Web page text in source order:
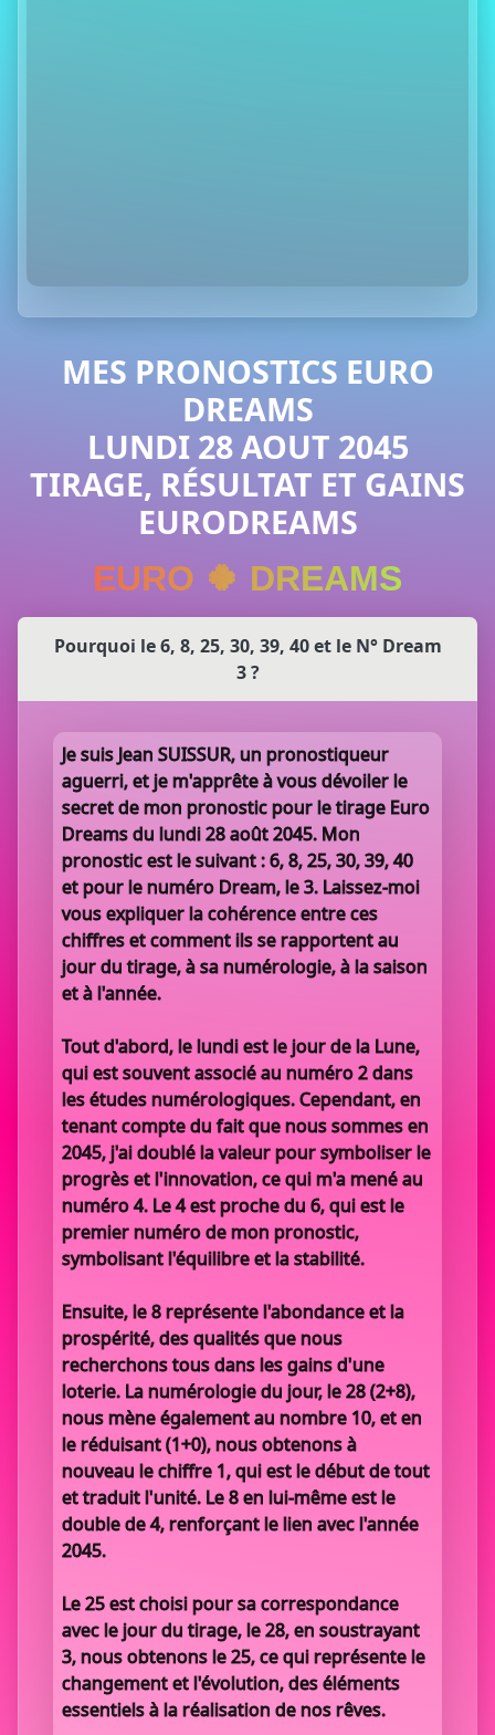
MES PRONOSTICS EURO
DREAMS
LUNDI 28 AOUT 2045
TIRAGE, RÉSULTAT ET GAINS
EURODREAMS
EURO 🍀 DREAMS
Pourquoi le 6, 8, 25, 30, 39, 40 et le N° Dream
3 ?
Je suis Jean SUISSUR, un pronostiqueur
aguerri, et je m'apprête à vous dévoiler le
secret de mon pronostic pour le tirage Euro
Dreams du lundi 28 août 2045. Mon
pronostic est le suivant : 6, 8, 25, 30, 39, 40
et pour le numéro Dream, le 3. Laissez-moi
vous expliquer la cohérence entre ces
chiffres et comment ils se rapportent au
jour du tirage, à sa numérologie, à la saison
et à l'année.
Tout d'abord, le lundi est le jour de la Lune,
qui est souvent associé au numéro 2 dans
les études numérologiques. Cependant, en
tenant compte du fait que nous sommes en
2045, j'ai doublé la valeur pour symboliser le
progrès et l'innovation, ce qui m'a mené au
numéro 4. Le 4 est proche du 6, qui est le
premier numéro de mon pronostic,
symbolisant l'équilibre et la stabilité.
Ensuite, le 8 représente l'abondance et la
prospérité, des qualités que nous
recherchons tous dans les gains d'une
loterie. La numérologie du jour, le 28 (2+8),
nous mène également au nombre 10, et en
le réduisant (1+0), nous obtenons à
nouveau le chiffre 1, qui est le début de tout
et traduit l'unité. Le 8 en lui-même est le
double de 4, renforçant le lien avec l'année
2045.
Le 25 est choisi pour sa correspondance
avec le jour du tirage, le 28, en soustrayant
3, nous obtenons le 25, ce qui représente le
changement et l'évolution, des éléments
essentiels à la réalisation de nos rêves.